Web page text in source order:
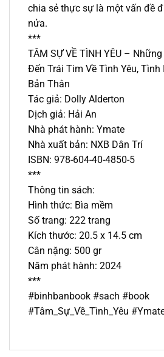
chia sẻ thực sự là một vấn đề
nửa.
***
TÂM SỰ VỀ TÌNH YÊU –
Đến Trái Tim Về Tình Yêu, Tình
Bản Thân
Tác giả: Dolly Alderton
Dịch giả: Hải An
Nhà phát hành: Ymate
Nhà xuất bản: NXB Dân Trí
ISBN: 978-604-40-4850-5
***
Thông tin sách:
Hình thức: Bìa mềm
Số trang: 222 trang
Kích thước: 20.5 x 14.5 cm
Cân nặng: 500 gr
Năm phát hành: 2024
***
#binhbanbook #sach #book
#Tâm_Sự_Về_Tình_Yêu